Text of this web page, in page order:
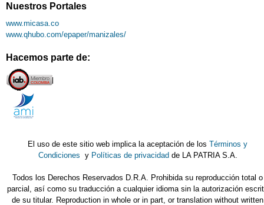
Nuestros Portales
www.micasa.co
www.qhubo.com/epaper/manizales/
Hacemos parte de:
El uso de este sitio web implica la aceptación de losTérminos y
Condiciones y Políticas de privacidad de LA PATRIA S.A.
Todos los Derechos Reservados D.R.A. Prohibida su reproducción total o
parcial, así como su traducción a cualquier idioma sin la autorización
de su titular. Reproduction in whole or in part, or translation without written